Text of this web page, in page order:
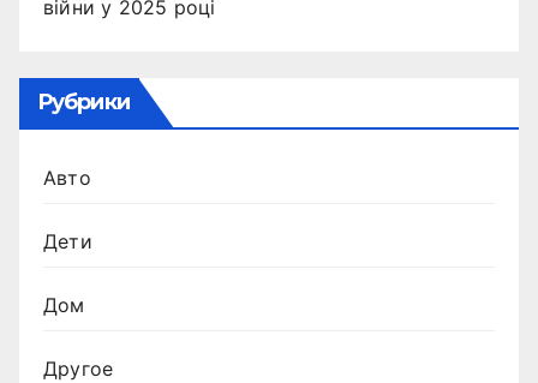
війни у 2025 році
Рубрики
Авто
Дети
Дом
Другое